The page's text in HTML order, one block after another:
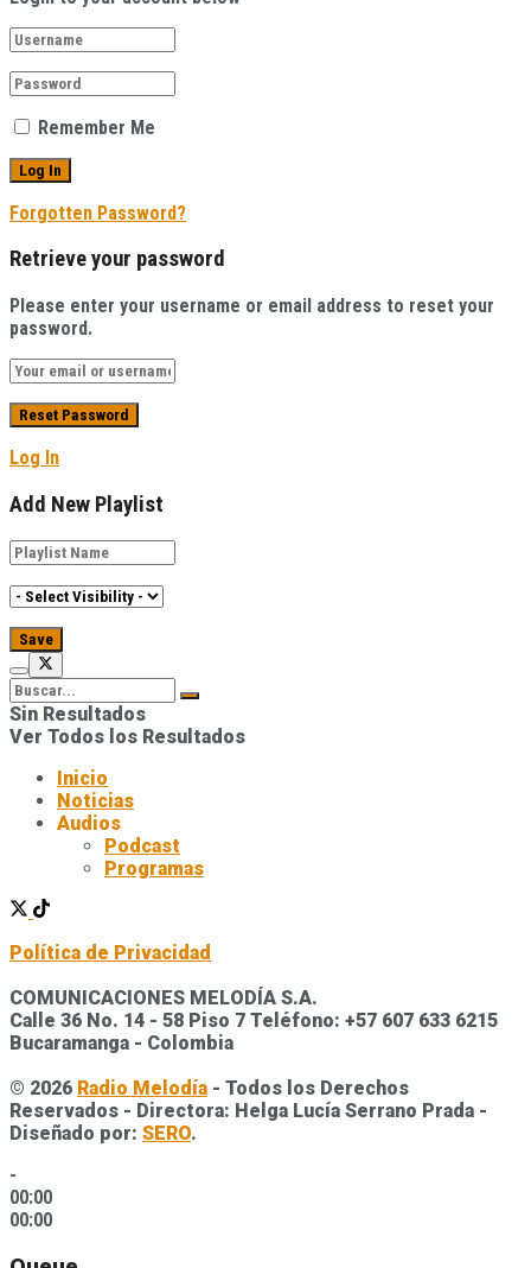
Remember Me
Forgotten Password?
Retrieve your password
Please enter your username or email address to reset your
password.
Log In
Add New Playlist
Sin Resultados
Ver Todos los Resultados
Inicio
Noticias
Audios
Podcast
Programas
Política de Privacidad
COMUNICACIONES MELODÍA S.A.
Calle 36 No. 14 - 58 Piso 7 Teléfono: +57 607 633 6215
Bucaramanga - Colombia
© 2026 Radio Melodía - Todos los Derechos
Reservados - Directora: Helga Lucía Serrano Prada -
Diseñado por: SERO.
-
00:00
00:00